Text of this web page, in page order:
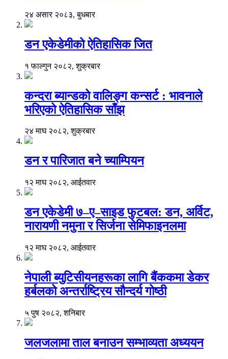
२४ असार २०८३, बुधबार
डन एकेडेमीको ऐतिहासिक जित
१ फाल्गुन २०८२, शुक्रबार
कन्दरा ब्यान्डको वालिङ्ग कन्सर्ट : भावनाले
भरिएको ऐतिहासिक साँझ
२४ माघ २०८२, शुक्रबार
डन र पारिजात बने च्याम्पियन
१२ माघ २०८२, आईतवार
डन एकेडेमी ७–ए–साइड फुटबल: डन, अर्विट,
नारायणी नमुना र सिर्जना सेमिफाइनलमा
१२ माघ २०८२, आईतवार
नेपाली ब्युटिसीयनहरूका लागि बैंककमा डेकर
हर्बलको अन्तर्राष्ट्रिय सौन्दर्य गोष्ठी
५ पुष २०८२, शनिबार
जलजलामा ताल बनाउन सम्भाव्यता अध्ययन